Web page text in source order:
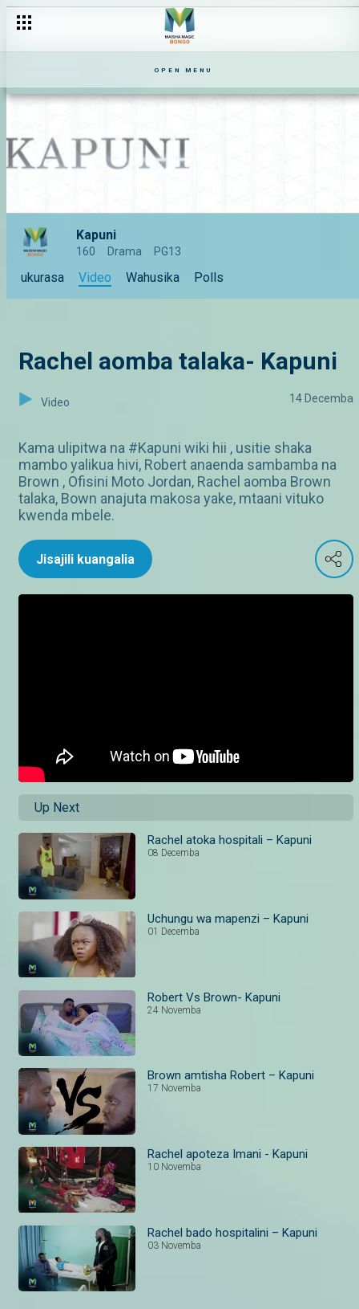
OPEN MENU
Kapuni
160 Drama PG13
ukurasa Video Wahusika Polls
Rachel aomba talaka- Kapuni
Video 14 Decemba
Kama ulipitwa na #Kapuni wiki hii , usitie shaka
mambo yalikua hivi, Robert anaenda sambamba na
Brown , Ofisini Moto Jordan, Rachel aomba Brown
talaka, Bown anajuta makosa yake, mtaani vituko
kwenda mbele.
Jisajili kuangalia
Up Next
Rachel atoka hospitali – Kapuni
08 Decemba
Uchungu wa mapenzi – Kapuni
01 Decemba
Robert Vs Brown- Kapuni
24 Novemba
Brown amtisha Robert – Kapuni
17 Novemba
Rachel apoteza Imani - Kapuni
10 Novemba
Rachel bado hospitalini – Kapuni
03 Novemba